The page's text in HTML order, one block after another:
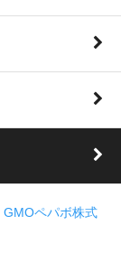
GMOペパボ株式